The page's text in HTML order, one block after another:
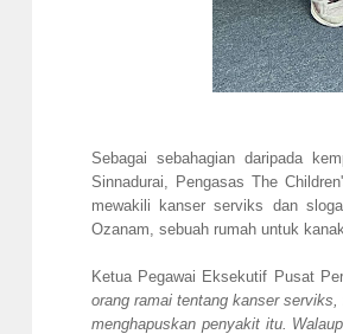
Sebagai sebahagian daripada
Sinnadurai, Pengasas The
mewakili kanser serviks dan
Ozanam, sebuah rumah untuk
Ketua Pegawai Eksekutif Pusat
orang ramai tentang kanser
menghapuskan penyakit itu.